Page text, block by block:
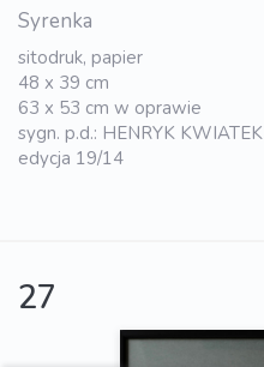
Syrenka
sitodruk, papier
48 x 39 cm
63 x 53 cm w oprawie
sygn. p.d.: HENRYK KWIATEK
edycja 19/14
27